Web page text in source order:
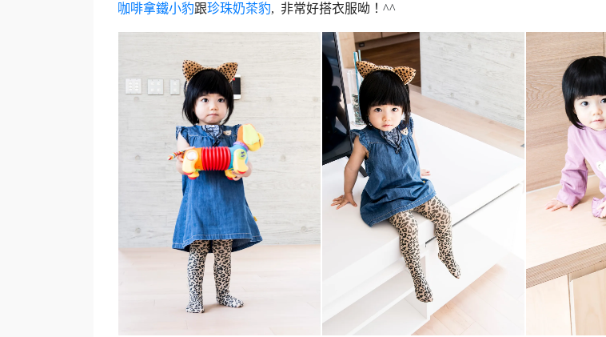
咖啡拿鐵小豹跟珍珠奶茶豹, 非常好搭衣服呦！ ^^